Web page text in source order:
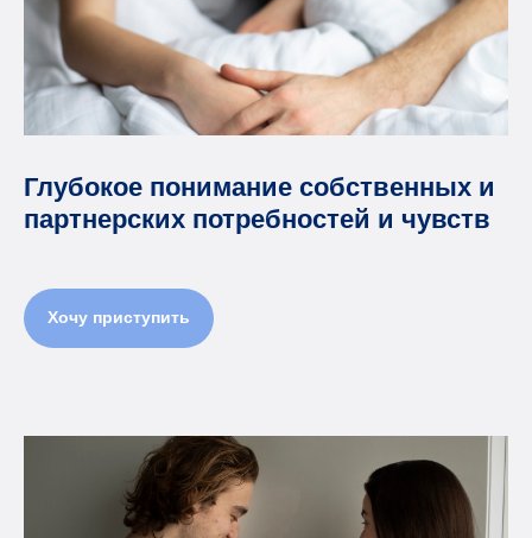
Глубокое понимание собственных и
партнерских потребностей и чувств
Хочу приступить